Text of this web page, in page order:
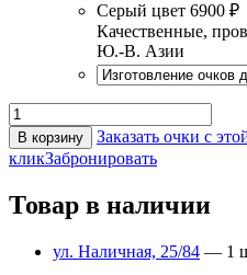
Серый цвет 6900 ₽
Качественные,
Ю.-В. Азии
В корзину Заказать очки с
кликЗабронировать
Товар в наличии
ул. Наличная, 25/84 — 1